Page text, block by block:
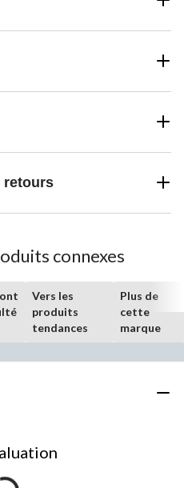
retours
connexes
Vers les
produits
tendances
Plus de
cette
marque